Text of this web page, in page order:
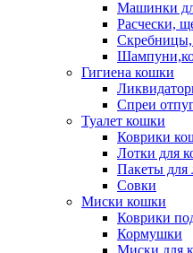
Машинки
Расчески,
Скребницы,
Гигиена кошки
Спреи
Туалет кошки
Коврики
Лотки для
Пакеты для
Совки
Миски кошки
Коврики
Кормушки
Миски для